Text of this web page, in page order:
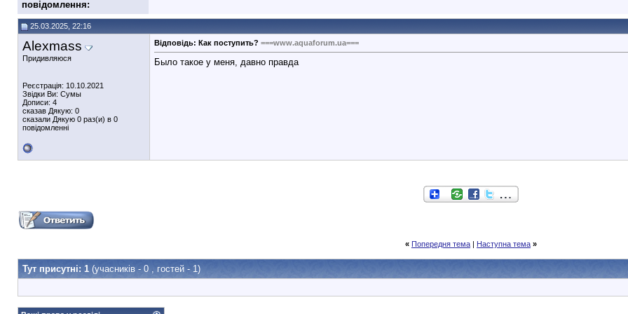
повідомлення:
25.03.2025, 22:16
Alexmass
Придивляюся
Реєстрація: 10.10.2021
Звідки Ви: Сумы
Дописи: 4
сказав Дякую: 0
сказали Дякую 0 раз(и) в 0
повідомленні
Відповідь: Как поступить? ===www.aquaforum.ua===
Было такое у меня, давно правда
« Попередня тема | Наступна тема »
Тут присутні: 1 (учасників - 0 , гостей - 1)